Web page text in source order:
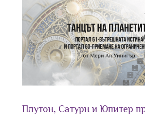
Плутон, Сатурн и Юпитер